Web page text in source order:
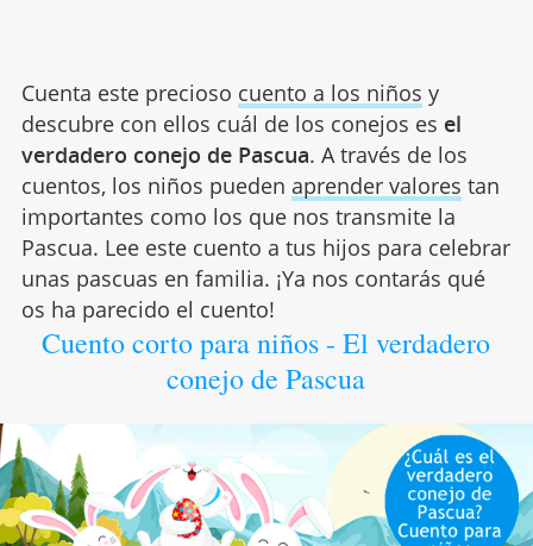
Cuenta este precioso cuento a los niños y
descubre con ellos cuál de los conejos es el
verdadero conejo de Pascua. A través de los
cuentos, los niños pueden aprender valores tan
importantes como los que nos transmite la
Pascua. Lee este cuento a tus hijos para celebrar
unas pascuas en familia. ¡Ya nos contarás qué
os ha parecido el cuento!
Cuento corto para niños - El verdadero
conejo de Pascua